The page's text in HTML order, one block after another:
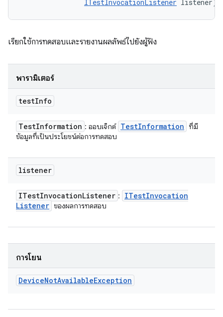
ITestInvocationListener listener)
เรียกใช้การทดสอบและรายงานผลลัพธ์ไปยังผู้ฟัง
พารามิเตอร์
testInfo
TestInformation : ออบเจ็กต์ TestInformation ที่มี
ข้อมูลที่เป็นประโยชน์ต่อการทดสอบ
listener
ITestInvocationListener : ITestInvocation
Listener ของผลการทดสอบ
การโยน
DeviceNotAvailableException